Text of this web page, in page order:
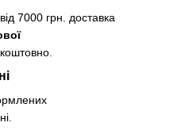
7000 грн. доставка